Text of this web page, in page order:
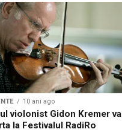
10 ani ago
violonist Gidon Kremer va
la Festivalul RadiRo